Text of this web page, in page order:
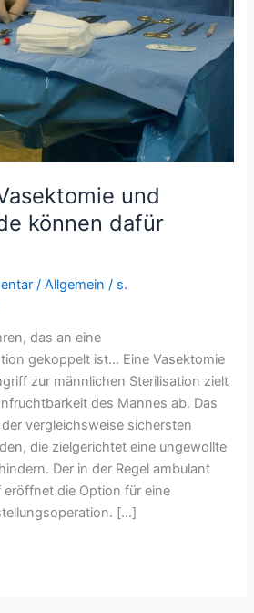
und
können dafür
/Allgemein / s.
das an eine
gekoppelt ist… Eine Vasektomie
zur männlichen Sterilisation zielt
des Mannes ab. Das
vergleichsweise sichersten
die zielgerichtet eine ungewollte
Der in der Regel ambulant
die Option für eine
[…]